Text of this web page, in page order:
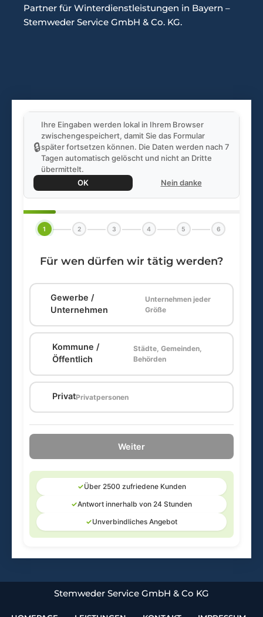
Partner für Winterdienstleistungen in Bayern –
Stemweder Service GmbH & Co. KG.
🔒
Ihre Eingaben werden lokal in Ihrem Browser
zwischengespeichert, damit Sie das Formular
später fortsetzen können. Die Daten werden nach 7
Tagen automatisch gelöscht und nicht an Dritte
übermittelt.
OK
Nein danke
1 2 3 4 5 6
Für wen dürfen wir tätig werden?
Gewerbe /
Unternehmen
Unternehmen jeder
Größe
Kommune /
Öffentlich
Städte, Gemeinden,
Behörden
PrivatPrivatpersonen
Weiter
✓Über 2500 zufriedene Kunden
✓Antwort innerhalb von 24 Stunden
✓Unverbindliches Angebot
Stemweder Service GmbH & Co KG